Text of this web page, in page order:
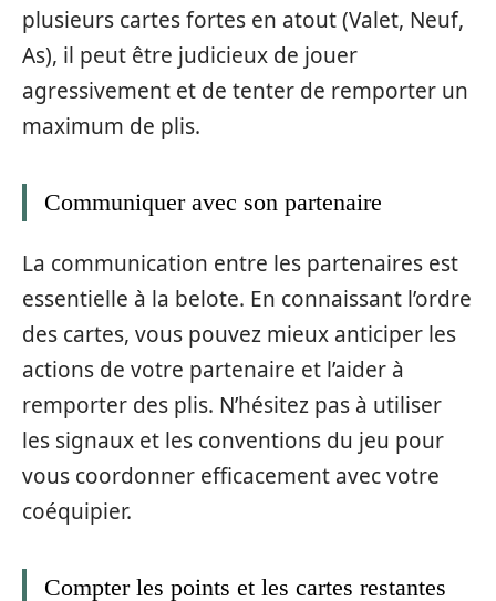
plusieurs cartes fortes en atout (Valet, Neuf,
As), il peut être judicieux de jouer
agressivement et de tenter de remporter un
maximum de plis.
Communiquer avec son partenaire
La communication entre les partenaires est
essentielle à la belote. En connaissant l’ordre
des cartes, vous pouvez mieux anticiper les
actions de votre partenaire et l’aider à
remporter des plis. N’hésitez pas à utiliser
les signaux et les conventions du jeu pour
vous coordonner efficacement avec votre
coéquipier.
Compter les points et les cartes restantes